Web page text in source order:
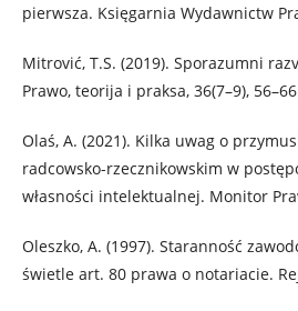
pierwsza. Księgarnia Wydawnictw
Mitrović, T.S. (2019). Sporazumni
Prawo, teorija i praksa, 36(7–9),
Olaś, A. (2021). Kilka uwag o
radcowsko-rzecznikowskim w
własności intelektualnej. Monitor
Oleszko, A. (1997). Staranność
świetle art. 80 prawa o notariacie.